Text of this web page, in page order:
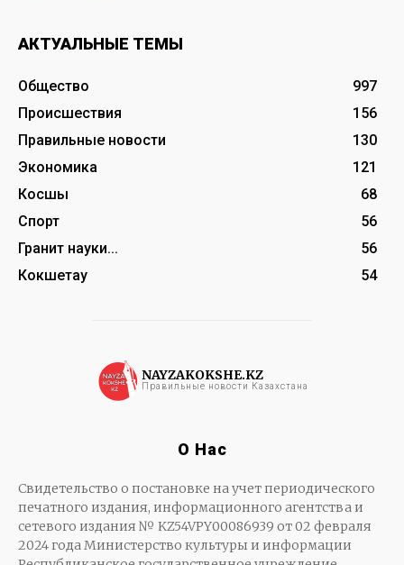
АКТУАЛЬНЫЕ ТЕМЫ
Общество
997
Происшествия
156
Правильные новости
130
Экономика
121
Косшы
68
Спорт
56
Гранит науки...
56
Кокшетау
54
NAYZAKOKSHE.KZ
Правильные новости Казахстана
О Нас
Свидетельство о постановке на учет периодического
печатного издания, информационного агентства и
сетевого издания № KZ54VPY00086939 от 02 февраля
2024 года Министерство культуры и информации